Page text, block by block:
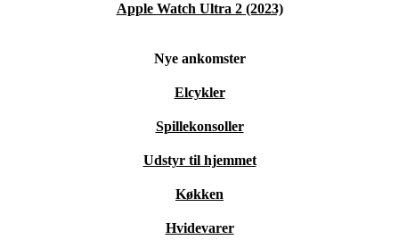
Apple Watch Ultra 2 (2023)
Nye ankomster
Elcykler
Spillekonsoller
Udstyr til hjemmet
Køkken
Hvidevarer